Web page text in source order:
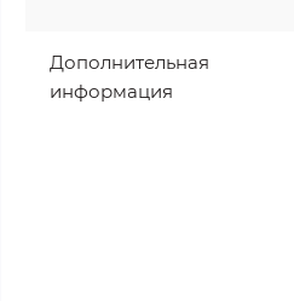
Дополнительная
информация